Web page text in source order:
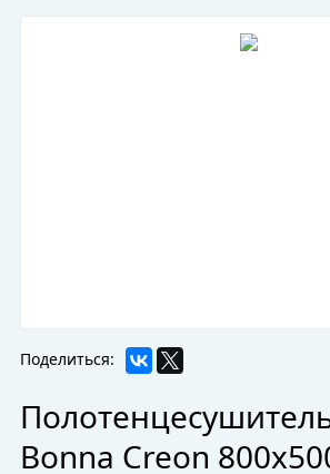
Поделиться:
Bonna Creon